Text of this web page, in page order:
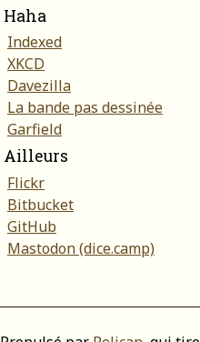
Haha
Indexed
XKCD
Davezilla
La bande pas dessinée
Garfield
Ailleurs
Flickr
Bitbucket
GitHub
Mastodon (dice.camp)